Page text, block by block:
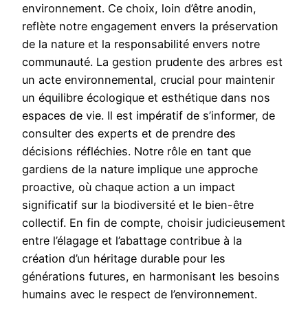
environnement. Ce choix, loin d’être anodin,
reflète notre engagement envers la préservation
de la nature et la responsabilité envers notre
communauté. La gestion prudente des arbres est
un acte environnemental, crucial pour maintenir
un équilibre écologique et esthétique dans nos
espaces de vie. Il est impératif de s’informer, de
consulter des experts et de prendre des
décisions réfléchies. Notre rôle en tant que
gardiens de la nature implique une approche
proactive, où chaque action a un impact
significatif sur la biodiversité et le bien-être
collectif. En fin de compte, choisir judicieusement
entre l’élagage et l’abattage contribue à la
création d’un héritage durable pour les
générations futures, en harmonisant les besoins
humains avec le respect de l’environnement.